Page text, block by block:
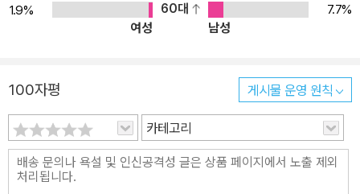
위한 새로운 패러다임을 제안한다.
1.9%
60대
7.7%
여성
남성
100자평 게시물 운영 원칙
카테고리